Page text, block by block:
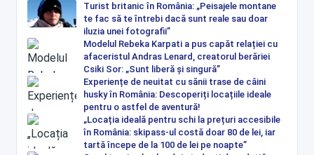
Turist britanic în România: „Peisajele montane
te fac să te întrebi dacă sunt reale sau doar
iluzia unei fotografii”
Modelul Rebeka Karpati a pus capăt relației cu
afaceristul Andras Lenard, creatorul berăriei
Csiki Sor: „Sunt liberă și singură”
Experiențe de neuitat cu sănii trase de câini
husky în România: Descoperiți locațiile ideale
pentru o astfel de aventură!
„Locația ideală pentru schi la prețuri accesibile
în România: skipass-ul costă doar 80 de lei, iar
tartă începe de la 100 de lei pe noapte”